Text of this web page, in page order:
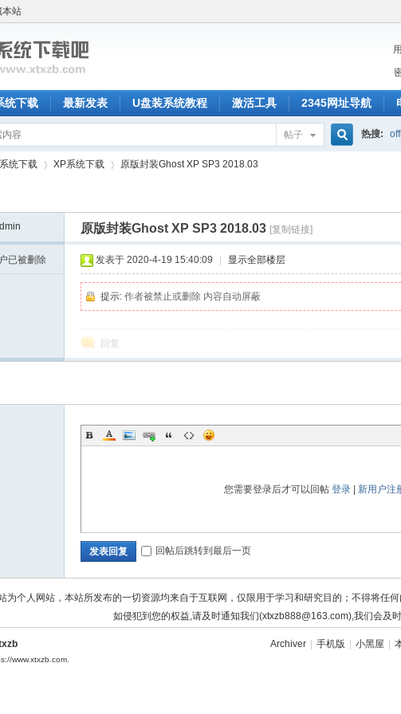
本站
统下载 最新发表 U盘装系统教程 激活工具 2345网址导航
帖子 热搜:
系统下载 XP系统下载
›
原版封装Ghost XP SP3 2018.03
原版封装Ghost XP SP3 2018.03 [复制链接]
已被删除 发表于 2020-4-19 15:40:09 显示全部楼层
提示: 作者被禁止或删除 内容自动屏蔽
回复
您需要登录后才可以回帖 登录| 新用户注
发表回复 回帖后跳转到最后一页
为个人网站，本站所发布的一切资源均来自于互联网，仅限用于学习和研究目的；不得将任
如侵犯到您的权益,请及时通知我们(xtxzb888@163.com),我们会及
Archiver 手机版 小黑屋
www.xtxzb.com